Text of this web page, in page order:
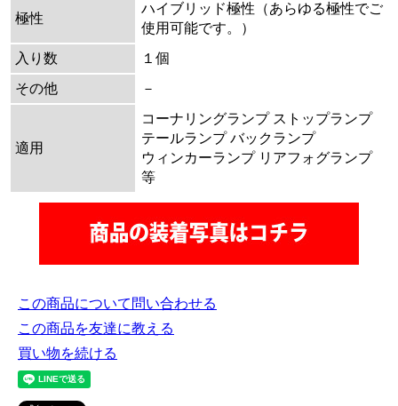
極性
ハイブリッド極性（あらゆる極性でご
使用可能です。）
入り数
１個
その他
－
適用
コーナリングランプ ストップランプ
テールランプ バックランプ
ウィンカーランプ リアフォグランプ
等
この商品について問い合わせる
この商品を友達に教える
買い物を続ける